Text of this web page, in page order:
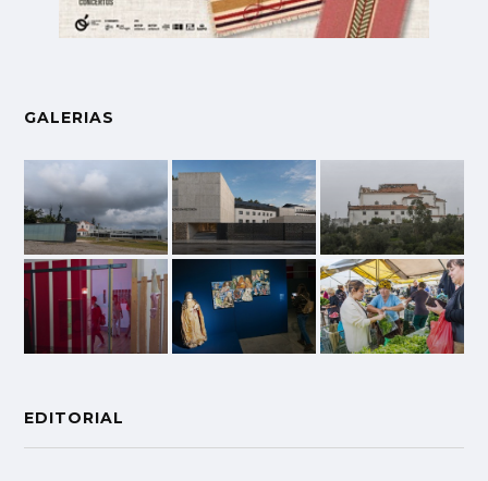
GALERIAS
EDITORIAL